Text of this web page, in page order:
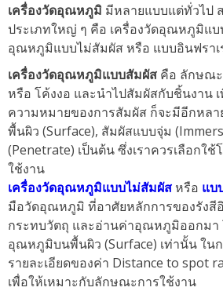
เครื่องวัดอุณหภูมิ มีหลายแบบแต่ทั่วไป
ประเภทใหญ่ ๆ คือ เครื่องวัดอุณหภูมิแบ
อุณหภูมิแบบไม่สัมผัส หรือ แบบอินฟราเ
เครื่องวัดอุณหภูมิแบบสัมผัส คือ ลักษณะ
หรือ โค้งงอ และนำไปสัมผัสกับชิ้นงาน
ความหมายของการสัมผัส ก็จะมีอีกหล
พื้นผิว (Surface), สัมผัสแบบจุ่ม
(Penetrate) เป็นต้น ซึ่งเราควรเลือกใ
ใช้งาน
เครื่องวัดอุณหภูมิแบบไม่สัมผัสหรือ แบ
มือวัดอุณหภูมิ ที่อาศัยหลักการของรังสี
กระทบวัตถุ และอ่านค่าอุณหภูมิออกมา
อุณหภูมิบนพื้นผิว (Surface) เท่านั้น ใน
รายละเอียดของค่า Distance to spot
เพื่อให้เหมาะกับลักษณะการใช้งาน